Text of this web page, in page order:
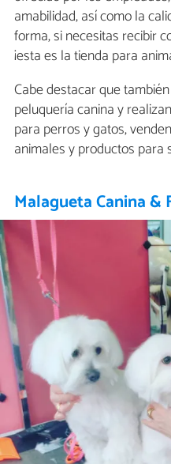
amabilidad, así como la
forma, si necesitas recibir
¡esta es la tienda para
Cabe destacar que
peluquería canina y realizan
para perros y gatos,
animales y productos para
Malagueta Canina &